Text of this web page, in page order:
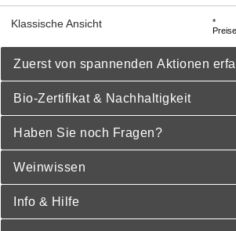
Klassische Ansicht
*
Zuerst von spannenden Aktionen
Bio-Zertifikat & Nachhaltigkeit
Haben Sie noch Fragen?
Weinwissen
Info & Hilfe